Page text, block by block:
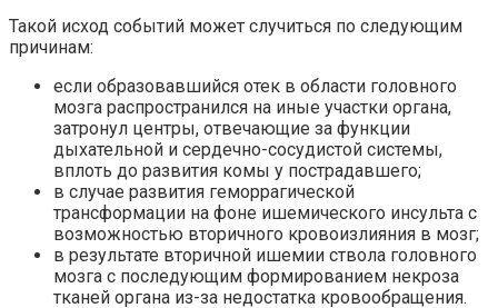
Такой исход событий может случиться по следующим
причинам:
если образовавшийся отек в области головного
мозга распространился на иные участки органа,
затронул центры, отвечающие за функции
дыхательной и сердечно-сосудистой системы,
вплоть до развития комы у пострадавшего;
в случае развития геморрагической
трансформации на фоне ишемического инсульта с
возможностью вторичного кровоизлияния в мозг;
в результате вторичной ишемии ствола головного
мозга с последующим формированием некроза
тканей органа из-за недостатка кровообращения.